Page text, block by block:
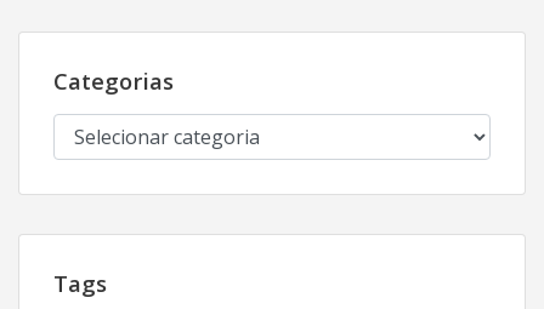
Categorias
Categorias
Tags